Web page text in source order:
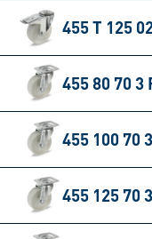
455 T 125
455 80 70 3
455 100 70
455 125 70